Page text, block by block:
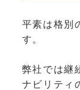
平素は格別
す。
弊社では継
ナビリティ